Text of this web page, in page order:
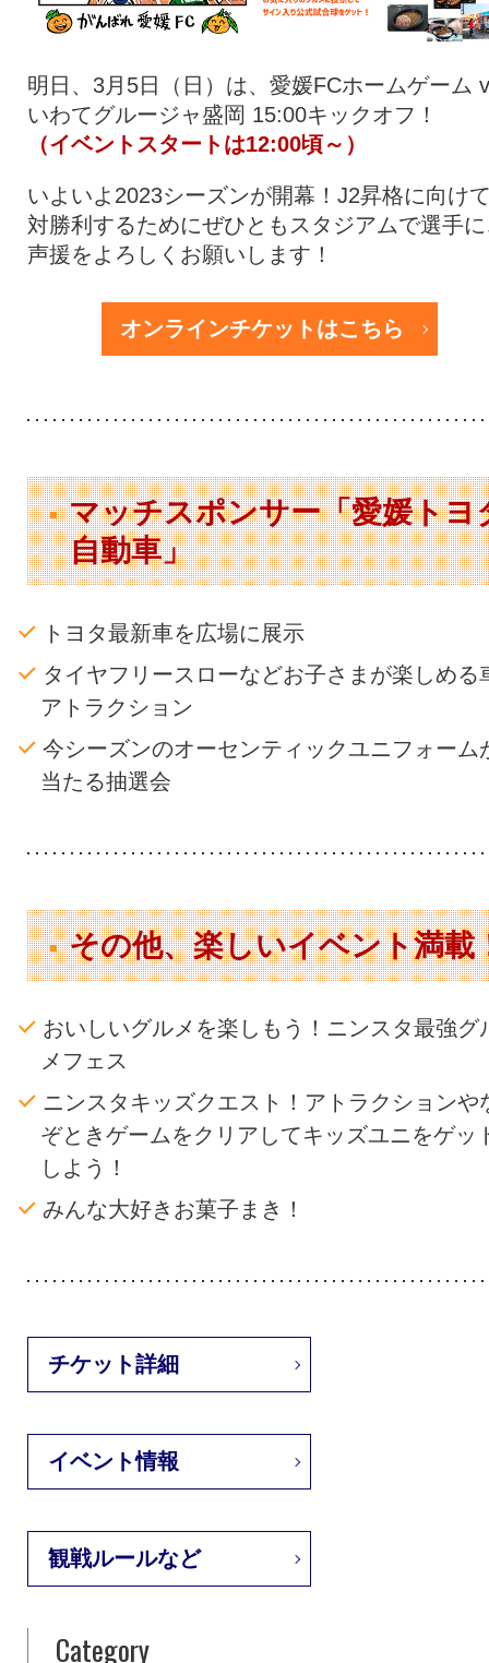
明日、3月5日（日）は、愛媛FCホームゲーム
いわてグルージャ盛岡 15:00キックオフ！
（イベントスタートは12:00頃～）
いよいよ2023シーズンが開幕！J2昇格に向け
対勝利するためにぜひともスタジアムで選手
声援をよろしくお願いします！
オンラインチケットはこちら
マッチスポンサー「愛媛トヨ
自動車」
トヨタ最新車を広場に展示
タイヤフリースローなどお子さまが楽しめる
アトラクション
今シーズンのオーセンティックユニフォーム
当たる抽選会
その他、楽しいイベント満載
おいしいグルメを楽しもう！ニンスタ最強グ
メフェス
ニンスタキッズクエスト！アトラクションや
ぞときゲームをクリアしてキッズユニをゲッ
しよう！
みんな大好きお菓子まき！
チケット詳細
イベント情報
観戦ルールなど
Category